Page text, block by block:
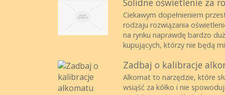
Ciekawym dopełnieniem
rodzaju rozwiązania
na rynku naprawdę bardzo
kupujących, którzy nie będą
Zadbaj o kalibracje
Alkomat to narzędzie, które
wsiąść za kółko i nie